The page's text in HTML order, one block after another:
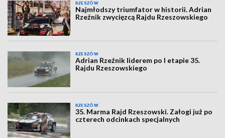
RZESZÓW
Najmłodszy triumfator w historii. Adrian
Rzeźnik zwycięzcą Rajdu Rzeszowskiego
RZESZÓW
Adrian Rzeźnik liderem po I etapie 35.
Rajdu Rzeszowskiego
RZESZÓW
35. Marma Rajd Rzeszowski. Załogi już po
czterech odcinkach specjalnych